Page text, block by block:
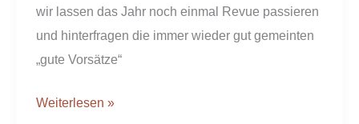
wir lassen das Jahr noch einmal Revue passieren
und hinterfragen die immer wieder gut gemeinten
„gute Vorsätze“
Weiterlesen »